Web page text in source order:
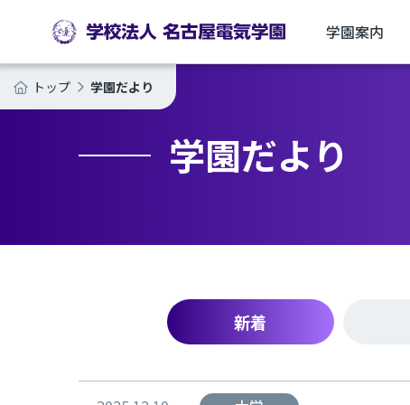
学園案内
トップ 学園だより
学園だより
新着